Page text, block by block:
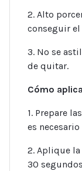
2. Alto
conseguir
3. No se
de quitar.
Cómo
1. Prepare
es
2. Aplique
30